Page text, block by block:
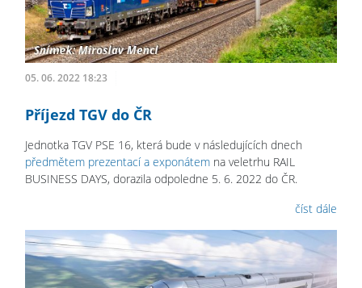
05. 06. 2022 18:23
Příjezd TGV do ČR
Jednotka TGV PSE 16, která bude v následujících dnech
předmětem prezentací a exponátem na veletrhu RAIL
BUSINESS DAYS, dorazila odpoledne 5. 6. 2022 do ČR.
číst dále